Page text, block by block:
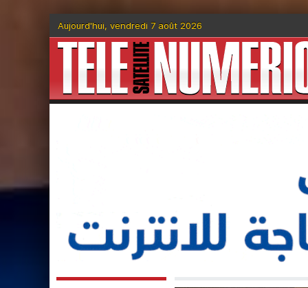
Aujourd'hui, vendredi 7 août 2026